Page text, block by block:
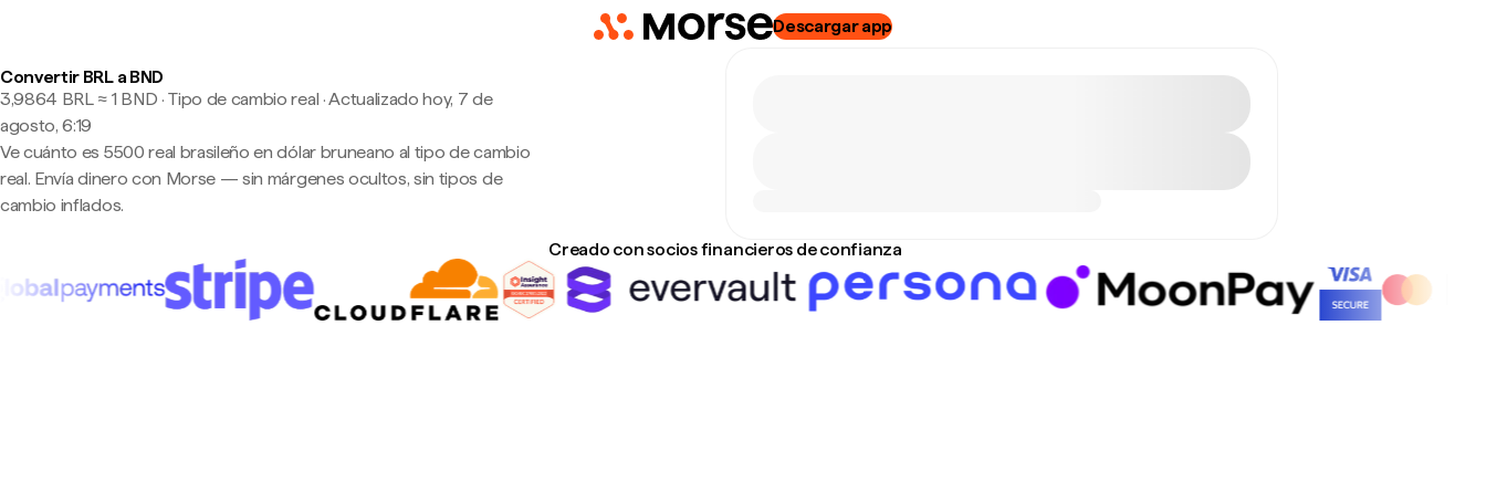
Descargar app
Convertir BRL a BND
3,9864 BRL ≈ 1 BND · Tipo de cambio real ·Actualizado hoy, 7 de
agosto, 6:19
Ve cuánto es 5500 real brasileño en dólar bruneano al tipo de cambio
real. Envía dinero con Morse — sin márgenes ocultos, sin tipos de
cambio inflados.
Creado con socios financieros de confianza